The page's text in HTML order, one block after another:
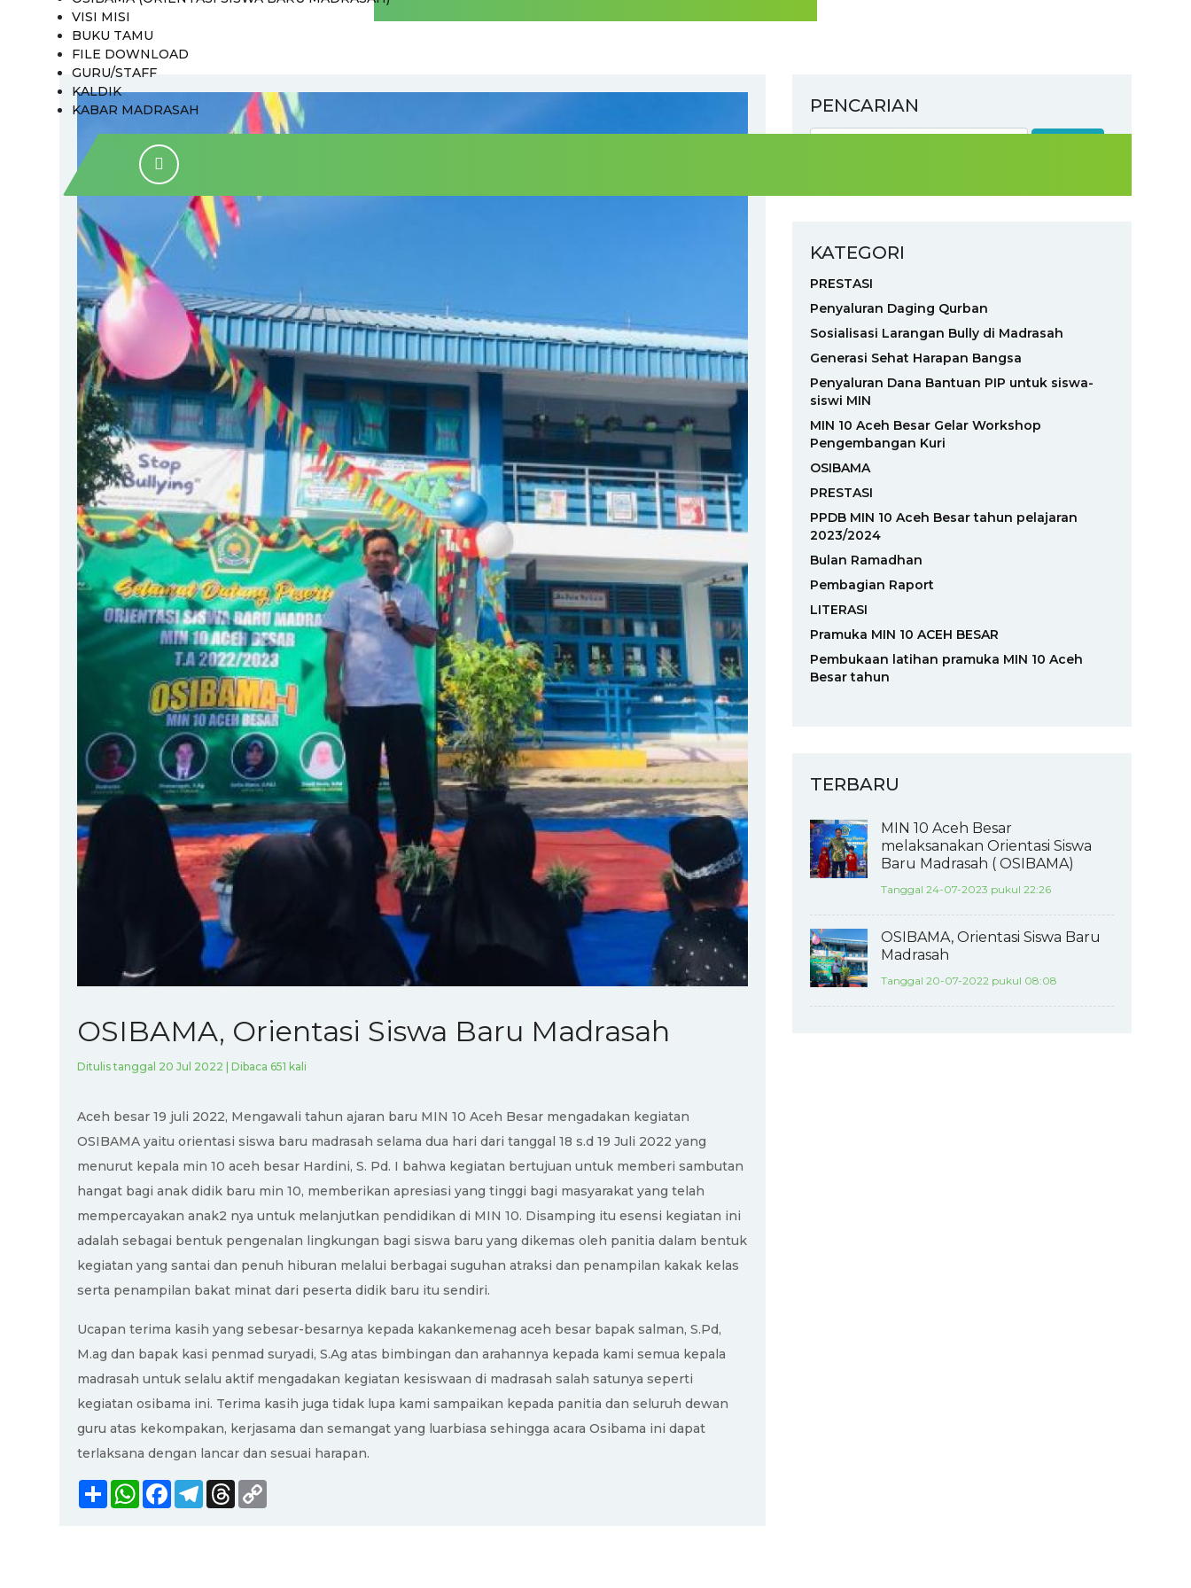
VISI MISI
BUKU TAMU
FILE DOWNLOAD
GURU/STAFF
KALDIK
KABAR MADRASAH
OSIBAMA, Orientasi Siswa Baru Madrasah
Ditulis tanggal 20 Jul 2022 | Dibaca 651 kali
Aceh besar 19 juli 2022, Mengawali tahun ajaran baru MIN 10 Aceh Besar mengadakan kegiatan
OSIBAMA yaitu orientasi siswa baru madrasah selama dua hari dari tanggal 18 s.d 19 Juli 2022 yang
menurut kepala min 10 aceh besar Hardini, S. Pd. I bahwa kegiatan bertujuan untuk memberi sambutan
hangat bagi anak didik baru min 10, memberikan apresiasi yang tinggi bagi masyarakat yang telah
mempercayakan anak2 nya untuk melanjutkan pendidikan di MIN 10. Disamping itu esensi kegiatan ini
adalah sebagai bentuk pengenalan lingkungan bagi siswa baru yang dikemas oleh panitia dalam bentuk
kegiatan yang santai dan penuh hiburan melalui berbagai suguhan atraksi dan penampilan kakak kelas
serta penampilan bakat minat dari peserta didik baru itu sendiri.
Ucapan terima kasih yang sebesar-besarnya kepada kakankemenag aceh besar bapak salman, S.Pd,
M.ag dan bapak kasi penmad suryadi, S.Ag atas bimbingan dan arahannya kepada kami semua kepala
madrasah untuk selalu aktif mengadakan kegiatan kesiswaan di madrasah salah satunya seperti
kegiatan osibama ini. Terima kasih juga tidak lupa kami sampaikan kepada panitia dan seluruh dewan
guru atas kekompakan, kerjasama dan semangat yang luarbiasa sehingga acara Osibama ini dapat
terlaksana dengan lancar dan sesuai harapan.
ShareWhatsApp
FacebookTelegram
Threads
PENCARIAN
KATEGORI
PRESTASI
Penyaluran Daging Qurban
Sosialisasi Larangan Bully di Madrasah
Generasi Sehat Harapan Bangsa
Penyaluran Dana Bantuan PIP untuk siswa-
siswi MIN
MIN 10 Aceh Besar Gelar Workshop
Pengembangan Kuri
OSIBAMA
PRESTASI
PPDB MIN 10 Aceh Besar tahun pelajaran
2023/2024
Bulan Ramadhan
Pembagian Raport
LITERASI
Pramuka MIN 10 ACEH BESAR
Pembukaan latihan pramuka MIN 10 Aceh
Besar tahun
TERBARU
MIN 10 Aceh Besar
melaksanakan Orientasi Siswa
Baru Madrasah ( OSIBAMA)
Tanggal 24-07-2023 pukul 22:26
OSIBAMA, Orientasi Siswa Baru
Madrasah
Tanggal 20-07-2022 pukul 08:08